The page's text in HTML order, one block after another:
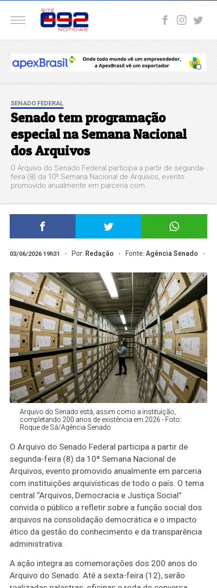
SENADO FEDERAL
Senado tem programação
especial na Semana Nacional
dos Arquivos
O Arquivo do Senado Federal participa a partir de segunda-
feira (8) da 10ª Semana Nacional de Arquivos, evento
promovido anualmente em parceria com...
03/06/2026 19h31 Por: Redação Fonte:Agência Senado
Arquivo do Senado está, assim como a instituição,
completando 200 anos de existência em 2026 - Foto:
Roque de Sá/Agência Senado
O Arquivo do Senado Federal participa a partir de
segunda-feira (8) da 10ª Semana Nacional de
Arquivos, evento promovido anualmente em parceria
com instituições arquivísticas de todo o país. O tema
central “Arquivos, Democracia e Justiça Social”
convida o público a refletir sobre a função social dos
arquivos na consolidação democrática e o impacto
ético da gestão do conhecimento e da transparência
administrativa.
A ação integra as comemorações dos 200 anos do
Arquivo do Senado. Até a sexta-feira (12), serão